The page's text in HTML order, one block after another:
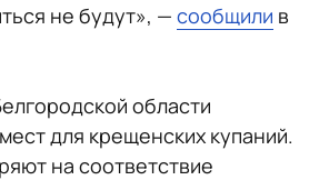
не будут», — сообщили в
области
для крещенских купаний.
на соответствие